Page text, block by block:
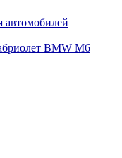
автомобилей
BMW M6